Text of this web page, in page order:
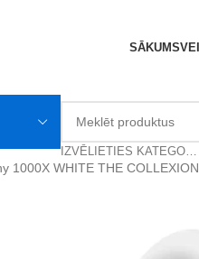
SĀKUMS
IZVĒLIETIES KATEGORIJU
1000X WHITE THE